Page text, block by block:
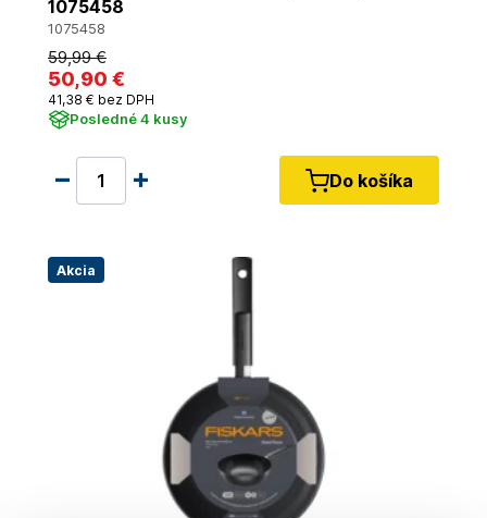
1075458
1075458
59,99 €
50,90 €
41,38 € bez DPH
Posledné 4 kusy
Do košíka
Akcia